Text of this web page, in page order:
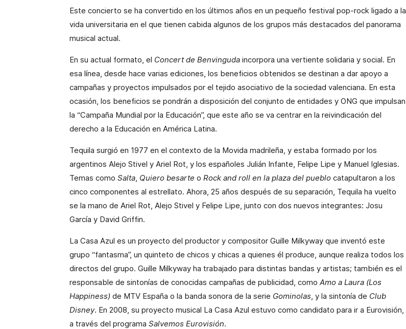
Este concierto se ha convertido en los últimos años en un pequeño festival pop-rock ligado a la
vida universitaria en el que tienen cabida algunos de los grupos más destacados del panorama
musical actual.
En su actual formato, el Concert de Benvinguda incorpora una vertiente solidaria y social. En
esa línea, desde hace varias ediciones, los beneficios obtenidos se destinan a dar apoyo a
campañas y proyectos impulsados por el tejido asociativo de la sociedad valenciana. En esta
ocasión, los beneficios se pondrán a disposición del conjunto de entidades y ONG que impulsan
la “Campaña Mundial por la Educación”, que este año se va centrar en la reivindicación del
derecho a la Educación en América Latina.
Tequila surgió en 1977 en el contexto de la Movida madrileña, y estaba formado por los
argentinos Alejo Stivel y Ariel Rot, y los españoles Julián Infante, Felipe Lipe y Manuel Iglesias.
Temas como Salta, Quiero besarte o Rock and roll en la plaza del pueblo catapultaron a los
cinco componentes al estrellato. Ahora, 25 años después de su separación, Tequila ha vuelto
se la mano de Ariel Rot, Alejo Stivel y Felipe Lipe, junto con dos nuevos integrantes: Josu
García y David Griffin.
La Casa Azul es un proyecto del productor y compositor Guille Milkyway que inventó este
grupo “fantasma”, un quinteto de chicos y chicas a quienes él produce, aunque realiza todos los
directos del grupo. Guille Milkyway ha trabajado para distintas bandas y artistas; también es el
responsable de sintonías de conocidas campañas de publicidad, como Amo a Laura (Los
Happiness) de MTV España o la banda sonora de la serie Gominolas, y la sintonía de Club
Disney. En 2008, su proyecto musical La Casa Azul estuvo como candidato para ir a Eurovisión,
a través del programa Salvemos Eurovisión.